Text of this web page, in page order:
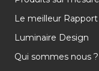
Le meilleur
Luminaire Design
Qui sommes nous ?